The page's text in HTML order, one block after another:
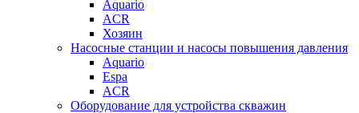
Aquario
ACR
Хозяин
Насосные станции и насосы повышения давления
Aquario
Espa
ACR
Оборудование для устройства скважин